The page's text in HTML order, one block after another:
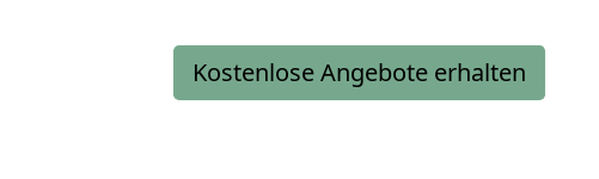
Kostenlose Angebote erhalten